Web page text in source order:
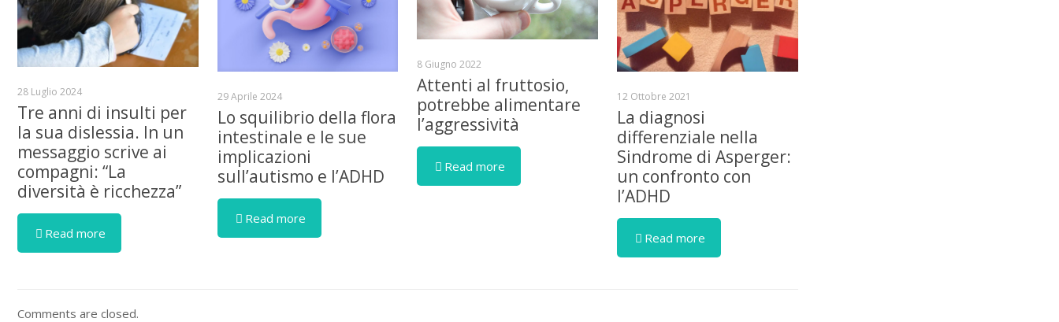
28 Luglio 2024
Tre anni di insulti per
la sua dislessia. In un
messaggio scrive ai
compagni: “La
diversità è ricchezza”
Read more
29 Aprile 2024
Lo squilibrio della flora
intestinale e le sue
implicazioni
sull’autismo e l’ADHD
Read more
8 Giugno 2022
Attenti al fruttosio,
potrebbe alimentare
l’aggressività
Read more
12 Ottobre 2021
La diagnosi
differenziale nella
Sindrome di Asperger:
un confronto con
l’ADHD
Read more
Comments are closed.